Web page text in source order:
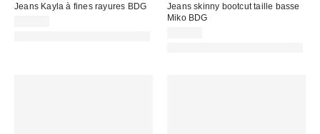
Jeans Kayla à fines rayures BDG
Jeans skinny bootcut taille basse
Miko BDG